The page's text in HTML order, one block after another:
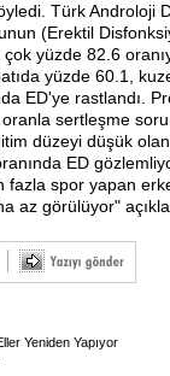
Türk Androloji
(Erektil
çok yüzde 82.6
yüzde 60.1,
ED'ye rastlandı.
sertleşme
düzeyi düşük
ED
fazla spor yapan
az görülüyor"
Yeniden Yapıyor